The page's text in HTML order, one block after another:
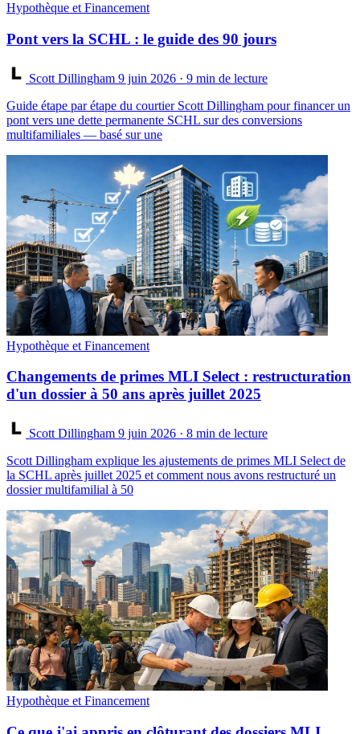
Hypothèque et Financement
Pont vers la SCHL : le guide des 90 jours
Scott Dillingham 9 juin 2026 · 9 min de lecture
Guide étape par étape du courtier Scott Dillingham pour financer un
pont vers une dette permanente SCHL sur des conversions
multifamiliales — basé sur une
Hypothèque et Financement
Changements de primes MLI Select : restructuration
d'un dossier à 50 ans après juillet 2025
Scott Dillingham 9 juin 2026 · 8 min de lecture
Scott Dillingham explique les ajustements de primes MLI Select de
la SCHL après juillet 2025 et comment nous avons restructuré un
dossier multifamilial à 50
Hypothèque et Financement